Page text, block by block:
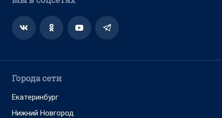
Города сети
Екатеринбург
Нижний Новгород